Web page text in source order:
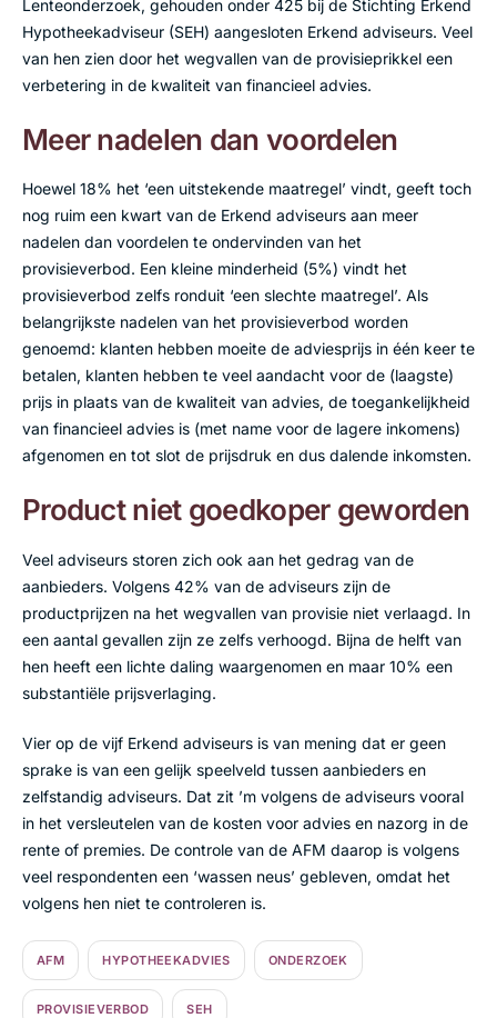
Lenteonderzoek, gehouden onder 425 bij de Stichting Erkend
Hypotheekadviseur (SEH) aangesloten Erkend adviseurs. Veel
van hen zien door het wegvallen van de provisieprikkel een
verbetering in de kwaliteit van financieel advies.
Meer nadelen dan voordelen
Hoewel 18% het ‘een uitstekende maatregel’ vindt, geeft toch
nog ruim een kwart van de Erkend adviseurs aan meer
nadelen dan voordelen te ondervinden van het
provisieverbod. Een kleine minderheid (5%) vindt het
provisieverbod zelfs ronduit ‘een slechte maatregel’. Als
belangrijkste nadelen van het provisieverbod worden
genoemd: klanten hebben moeite de adviesprijs in één keer te
betalen, klanten hebben te veel aandacht voor de (laagste)
prijs in plaats van de kwaliteit van advies, de toegankelijkheid
van financieel advies is (met name voor de lagere inkomens)
afgenomen en tot slot de prijsdruk en dus dalende inkomsten.
Product niet goedkoper geworden
Veel adviseurs storen zich ook aan het gedrag van de
aanbieders. Volgens 42% van de adviseurs zijn de
productprijzen na het wegvallen van provisie niet verlaagd. In
een aantal gevallen zijn ze zelfs verhoogd. Bijna de helft van
hen heeft een lichte daling waargenomen en maar 10% een
substantiële prijsverlaging.
Vier op de vijf Erkend adviseurs is van mening dat er geen
sprake is van een gelijk speelveld tussen aanbieders en
zelfstandig adviseurs. Dat zit ’m volgens de adviseurs vooral
in het versleutelen van de kosten voor advies en nazorg in de
rente of premies. De controle van de AFM daarop is volgens
veel respondenten een ‘wassen neus’ gebleven, omdat het
volgens hen niet te controleren is.
AFM HYPOTHEEKADVIES ONDERZOEK
PROVISIEVERBOD SEH